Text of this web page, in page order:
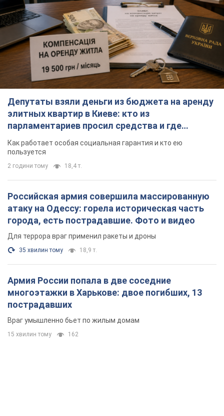
Депутаты взяли деньги из бюджета на аренду
элитных квартир в Киеве: кто из
парламентариев просил средства и где
поселился
Как работает особая социальная гарантия и кто ею
пользуется
2 години тому 18,4 т.
Российская армия совершила массированную
атаку на Одессу: горела историческая часть
города, есть пострадавшие. Фото и видео
Для террора враг применил ракеты и дроны
35 хвилин тому 18,9 т.
Армия России попала в две соседние
многоэтажки в Харькове: двое погибших, 13
пострадавших
Враг умышленно бьет по жилым домам
15 хвилин тому 162